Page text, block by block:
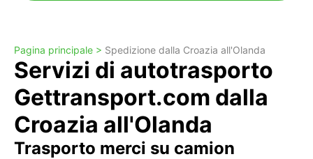
Pagina principale > Spedizione dalla Croazia all'Olanda
Servizi di autotrasporto
Gettransport.com dalla
Croazia all'Olanda
Trasporto merci su camion